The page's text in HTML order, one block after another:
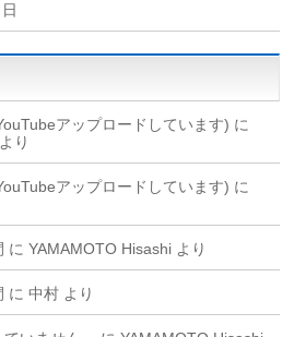
アップロードしています) に
より
アップロードしています) に
にYAMAMOTO Hisashi より
に中村 より